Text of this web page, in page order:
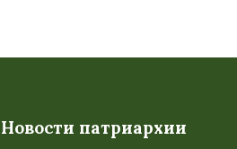
Новости патриархии